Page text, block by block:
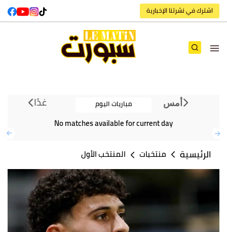
اشترك في نشرتنا الإخبارية
أمس مباريات اليوم غدًا
No matches available for current day
الرئيسية منتخبات المنتخب الأول